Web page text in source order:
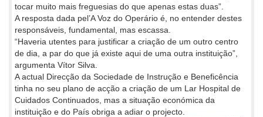
tocar muito mais freguesias do que apenas estas duas”.
A resposta dada pel’A Voz do Operário é, no entender destes
responsáveis, fundamental, mas escassa.
“Haveria utentes para justificar a criação de um outro centro
de dia, a par do que já existe aqui de uma outra instituição”,
argumenta Vítor Silva.
A actual Direcção da Sociedade de Instrução e Beneficência
tinha no seu plano de acção a criação de um Lar Hospital de
Cuidados Continuados, mas a situação económica da
instituição e do País obriga a adiar o projecto.